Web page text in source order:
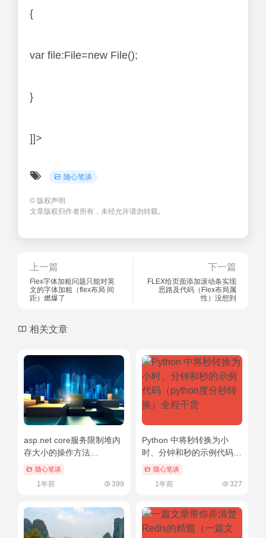
{
var file:File=new File();
}
]]>
随心笔谈
© 版权声明
文章版权归作者所有，未经允许请勿转载。
上一篇
Flex字体加粗问题只能对英
文的字体加粗（flex布局 间
距）燃爆了
下一篇
FLEX给页面添加滚动条实现
思路及代码（Flex布局属
性）没想到
相关文章
asp.net core服务限制堆内
存大小的操作方法
（asp.net core task）快来
随心笔谈
1年前 399
Python 中将秒转换为小
时、分钟和秒的示例代码
（python度分秒转换）全程
随心笔谈
1年前 327